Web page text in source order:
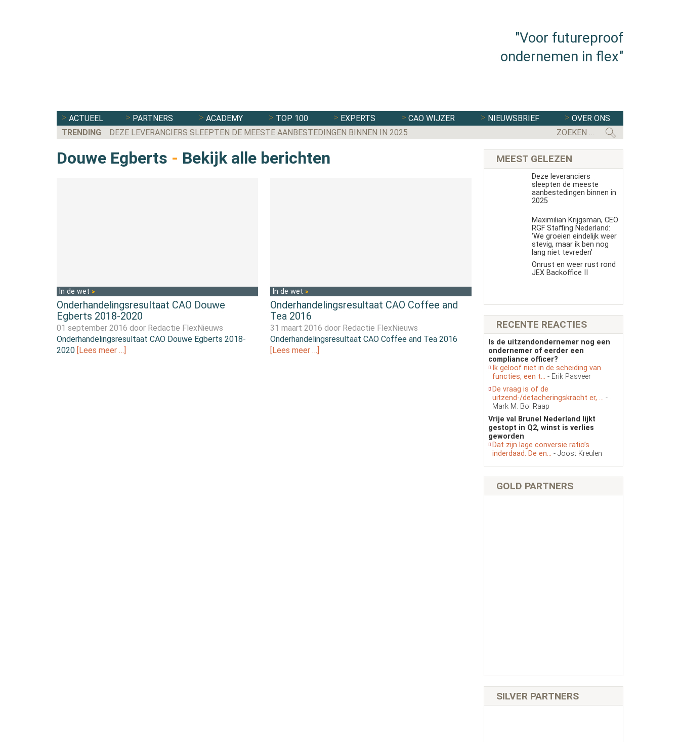
"Voor futureproof
ondernemen in flex"
ACTUEEL PARTNERS ACADEMY TOP 100 EXPERTS CAO WIJZER NIEUWSBRIEF
OVER ONS
TRENDING
DEZE LEVERANCIERS SLEEPTEN DE MEESTE AANBESTEDINGEN BINNEN IN 2025
Douwe Egberts - Bekijk alle berichten
In de wet
Onderhandelingsresultaat CAO Douwe
Egberts 2018-2020
01 september 2016 door Redactie FlexNieuws
Onderhandelingsresultaat CAO Douwe Egberts 2018-
2020 [Lees meer …]
In de wet
Onderhandelingsresultaat CAO Coffee and
Tea 2016
31 maart 2016 door Redactie FlexNieuws
Onderhandelingsresultaat CAO Coffee and Tea 2016
[Lees meer …]
MEEST GELEZEN
Deze leveranciers
sleepten de meeste
aanbestedingen binnen in
2025
Maximilian Krijgsman, CEO
RGF Staffing Nederland:
‘We groeien eindelijk weer
stevig, maar ik ben nog
lang niet tevreden’
Onrust en weer rust rond
JEX Backoffice II
RECENTE REACTIES
Is de uitzendondernemer nog een
ondernemer of eerder een
compliance officer?
Ik geloof niet in de scheiding van
functies, een t... - Erik Pasveer
De vraag is of de
uitzend-/detacheringskracht er, ... -
Mark M. Bol Raap
Vrije val Brunel Nederland lijkt
gestopt in Q2, winst is verlies
geworden
Dat zijn lage conversie ratio’s
inderdaad. De en... - Joost Kreulen
GOLD PARTNERS
SILVER PARTNERS